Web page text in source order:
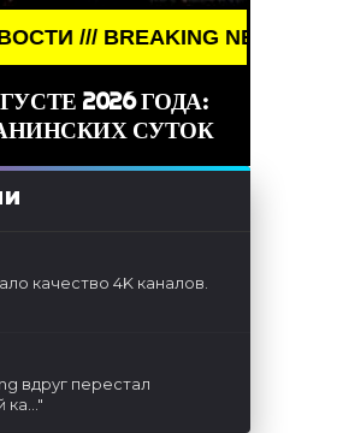
NEWS /// НОВОСТИ
2026 ГОДА:
СУТОК
качество 4K каналов.
вдруг перестал
ка..."